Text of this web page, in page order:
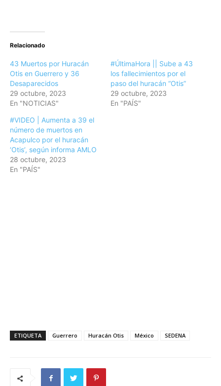
Relacionado
43 Muertos por Huracán
Otis en Guerrero y 36
Desaparecidos
29 octubre, 2023
En "NOTICIAS"
#ÚltimaHora || Sube a 43
los fallecimientos por el
paso del huracán “Otis”
29 octubre, 2023
En "PAÍS"
#VIDEO | Aumenta a 39 el
número de muertos en
Acapulco por el huracán
‘Otis’, según informa AMLO
28 octubre, 2023
En "PAÍS"
ETIQUETA Guerrero Huracán Otis México SEDENA